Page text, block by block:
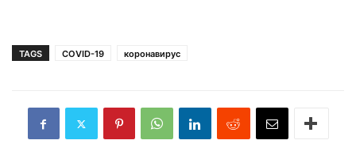
TAGS COVID-19 коронавирус